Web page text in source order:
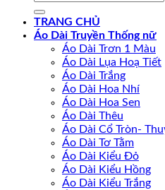
TRANG CHỦ
Áo Dài Truyền Thống nữ
Áo Dài Trơn 1 Màu
Áo Dài Lụa Hoạ Tiết
Áo Dài Trắng
Áo Dài Hoa Nhí
Áo Dài Hoa Sen
Áo Dài Thêu
Áo Dài Cổ Tròn-
Áo Dài Tơ Tằm
Áo Dài Kiểu Đỏ
Áo Dài Kiểu Hồng
Áo Dài Kiểu Trắng